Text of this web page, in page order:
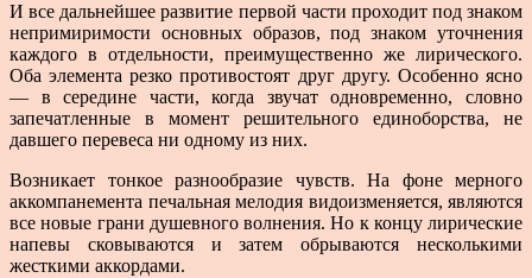
И все дальнейшее развитие первой части проходит под знаком
непримиримости основных образов, под зна­ком уточнения
каждого в отдельности, преимущественно же лирического.
Оба элемента резко противостоят друг другу. Особенно ясно
— в середине части, когда звучат одновременно, словно
запечатленные в момент решительного единоборства, не
давшего перевеса ни одному из них.
Возникает тонкое разнообразие чувств. На фоне мерного
аккомпанемента печальная мелодия видоизме­няется, являются
все новые грани душевного волнения. Но к концу лирические
напевы сковываются и затем обрываются несколькими
жесткими аккордами.